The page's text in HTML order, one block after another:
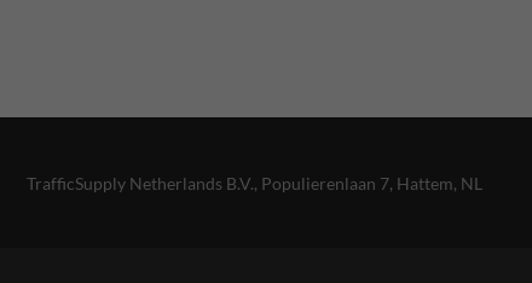
TrafficSupply Netherlands B.V., Populierenlaan 7, Hattem, NL